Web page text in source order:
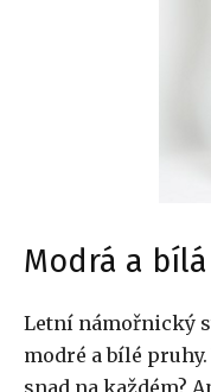
Modrá a bílá
Letní námořnický
modré a bílé